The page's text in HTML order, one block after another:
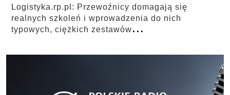
Logistyka.rp.pl: Przewoźnicy domagają się
realnych szkoleń i wprowadzenia do nich
typowych, ciężkich zestawów...